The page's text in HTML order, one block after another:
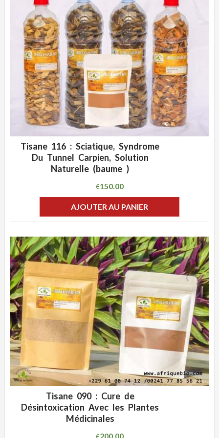
ADD WISHLIST
Tisane 116 : Sciatique, Syndrome
Du Tunnel Carpien, Solution
Naturelle (baume )
€150.00
AJOUTER AU PANIER
ADD WISHLIST
Tisane 090 : Cure de
Désintoxication Avec les Plantes
Médicinales
200.00